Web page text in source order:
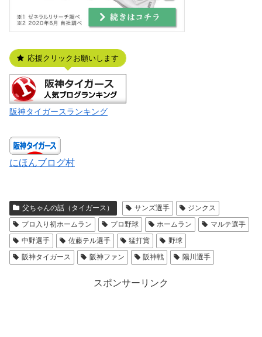
応援クリックお願いします
阪神タイガースランキング
にほんブログ村
父ちゃんの話（タイガース） サンズ選手
ジンクス
プロ入り初ホームラン
プロ野球 ホームラン
マルテ選手
中野選手
佐藤テル選手 猛打賞
野球
阪神タイガース
阪神ファン 阪神戦 陽川選手
スポンサーリンク